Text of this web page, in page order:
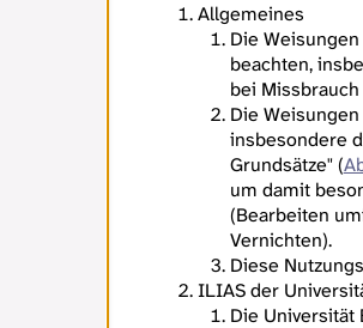
Allgemeines
Die
beachten,
bei Missbrauch
Die
insbesondere
Grundsätze" (
um damit
(Bearbeiten
Vernichten).
Diese
ILIAS der
Die